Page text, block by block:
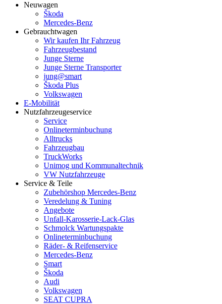
Neuwagen
Škoda
Mercedes-Benz
Gebrauchtwagen
Wir kaufen Ihr Fahrzeug
Fahrzeugbestand
Junge Sterne
Junge Sterne Transporter
jung@smart
Škoda Plus
Volkswagen
E-Mobilität
Nutzfahrzeugeservice
Service
Onlineterminbuchung
Alltrucks
Fahrzeugbau
TruckWorks
Unimog und Kommunaltechnik
VW Nutzfahrzeuge
Service & Teile
Zubehörshop Mercedes-Benz
Veredelung & Tuning
Angebote
Unfall-Karosserie-Lack-Glas
Schmolck Wartungspakte
Onlineterminbuchung
Räder- & Reifenservice
Mercedes-Benz
Smart
Škoda
Audi
Volkswagen
SEAT CUPRA